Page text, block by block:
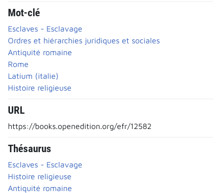
Mot-clé
Esclaves - Esclavage
Ordres et hiérarchies juridiques et sociales
Antiquité romaine
Rome
Latium (italie)
Histoire religieuse
URL
https://books.openedition.org/efr/12582
Thésaurus
Esclaves - Esclavage
Histoire religieuse
Antiquité romaine